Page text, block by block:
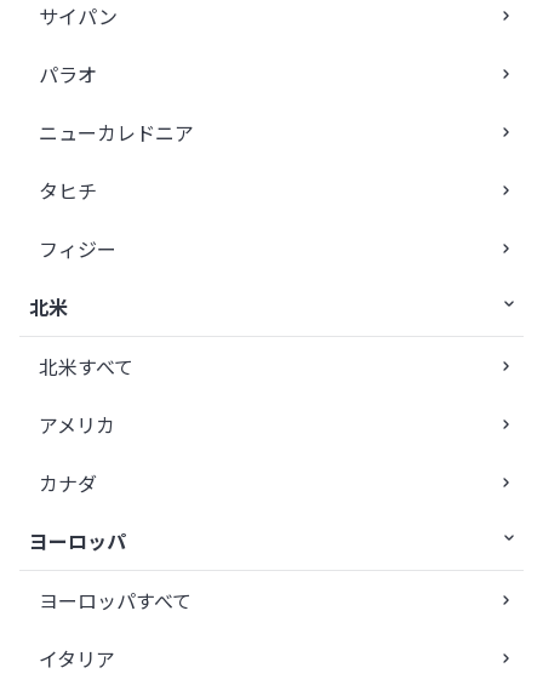
サイパン
パラオ
ニューカレドニア
タヒチ
フィジー
北米
北米すべて
アメリカ
カナダ
ヨーロッパ
ヨーロッパすべて
イタリア